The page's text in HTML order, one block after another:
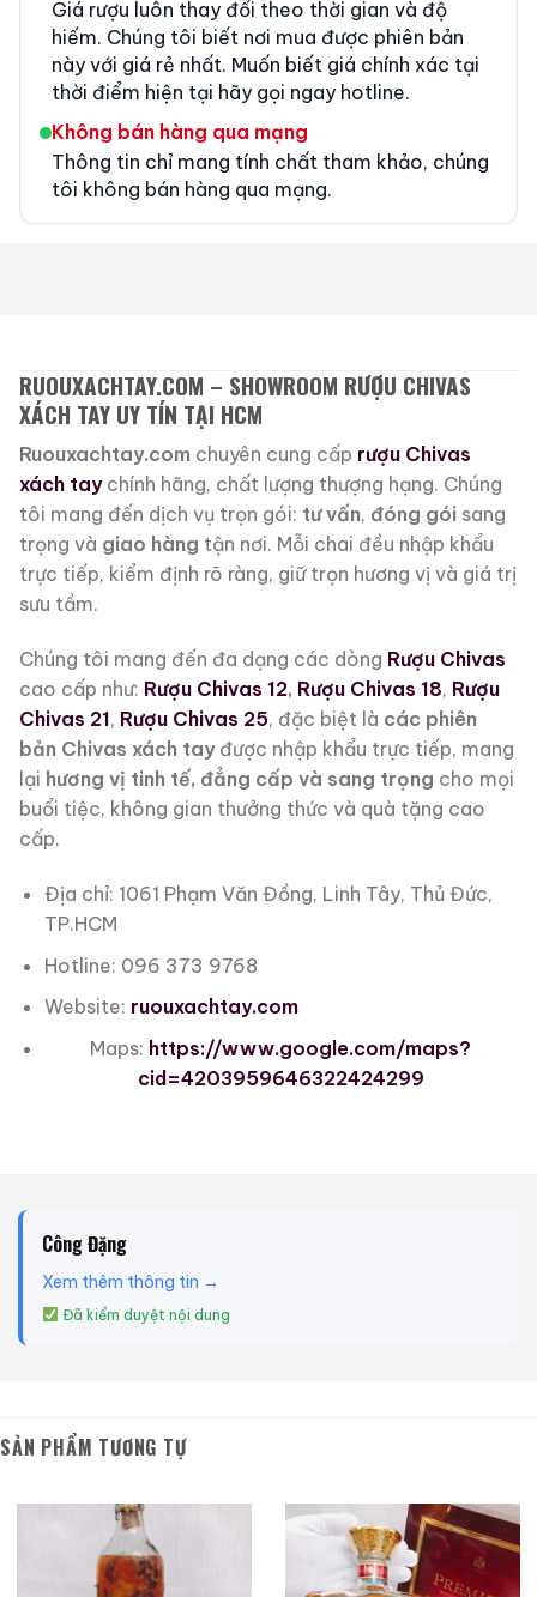
Giá rượu luôn thay đổi theo thời gian và độ
hiếm. Chúng tôi biết nơi mua được phiên bản
này với giá rẻ nhất. Muốn biết giá chính xác tại
thời điểm hiện tại hãy gọi ngay hotline.
Không bán hàng qua mạng
Thông tin chỉ mang tính chất tham khảo, chúng
tôi không bán hàng qua mạng.
RUOUXACHTAY.COM – SHOWROOM RƯỢU CHIVAS
XÁCH TAY UY TÍN TẠI HCM
Ruouxachtay.com chuyên cung cấp rượu Chivas
xách taychính hãng, chất lượng thượng hạng. Chúng
tôi mang đến dịch vụ trọn gói: tư vấn, đóng gói sang
trọng và giao hàng tận nơi. Mỗi chai đều nhập khẩu
trực tiếp, kiểm định rõ ràng, giữ trọn hương vị và giá trị
sưu tầm.
Chúng tôi mang đến đa dạng các dòng Rượu Chivas
cao cấp như: Rượu Chivas 12, Rượu Chivas 18, Rượu
Chivas 21, Rượu Chivas 25, đặc biệt là các phiên
bản Chivas xách tayđược nhập khẩu trực tiếp, mang
lại hương vị tinh tế, đẳng cấp và sang trọng cho mọi
buổi tiệc, không gian thưởng thức và quà tặng cao
cấp.
Địa chỉ: 1061 Phạm Văn Đồng, Linh Tây, Thủ Đức,
TP.HCM
Hotline: 096 373 9768
Website: ruouxachtay.com
Maps: https://www.google.com/maps?
cid=4203959646322424299
Công Đặng
Xem thêm thông tin →
Đã kiểm duyệt nội dung
SẢN PHẨM TƯƠNG TỰ